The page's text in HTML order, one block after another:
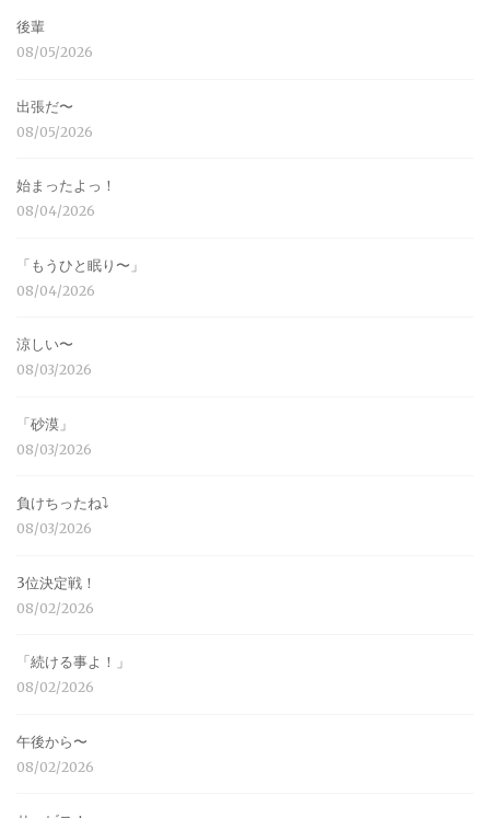
後輩
08/05/2026
出張だ〜
08/05/2026
始まったよっ！
08/04/2026
「もうひと眠り〜」
08/04/2026
涼しい〜
08/03/2026
「砂漠」
08/03/2026
負けちったね⤵︎
08/03/2026
3位決定戦！
08/02/2026
「続ける事よ！」
08/02/2026
午後から〜
08/02/2026